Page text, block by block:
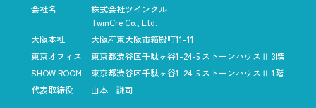
会社名
株式会社ツインクル
TwinCre Co., Ltd.
大阪本社
大阪府東大阪市箱殿町11-11
東京オフィス
東京都渋谷区千駄ヶ谷1-24-5 ストーンハウスⅡ 3階
SHOW ROOM
東京都渋谷区千駄ヶ谷1-24-5 ストーンハウスⅡ 1階
代表取締役
山本 謙司